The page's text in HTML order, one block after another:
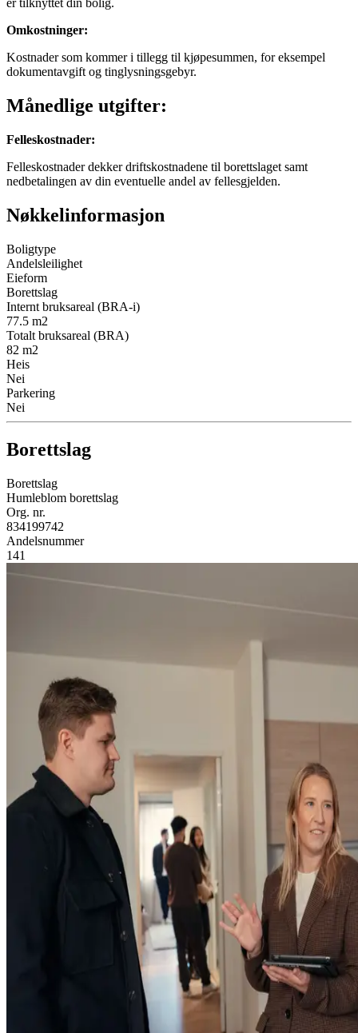
er tilknyttet din bolig.
Omkostninger:
Kostnader som kommer i tillegg til kjøpesummen, for eksempel
dokumentavgift og tinglysningsgebyr.
Månedlige utgifter:
Felleskostnader:
Felleskostnader dekker driftskostnadene til borettslaget samt
nedbetalingen av din eventuelle andel av fellesgjelden.
Nøkkelinformasjon
Boligtype
Andelsleilighet
Eieform
Borettslag
Internt bruksareal (BRA-i)
77.5 m2
Totalt bruksareal (BRA)
82 m2
Heis
Nei
Parkering
Nei
Borettslag
Borettslag
Humleblom borettslag
Org. nr.
834199742
Andelsnummer
141